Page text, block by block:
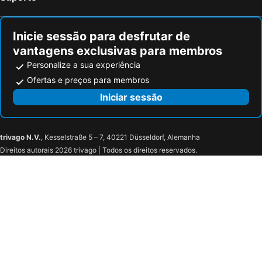
Inicie sessão para desfrutar de
vantagens exclusivas para membros
Personalize a sua experiência
Ofertas e preços para membros
Iniciar sessão
trivago N.V., Kesselstraße 5 – 7, 40221 Düsseldorf, Alemanha
Direitos autorais 2026 trivago | Todos os direitos reservados.